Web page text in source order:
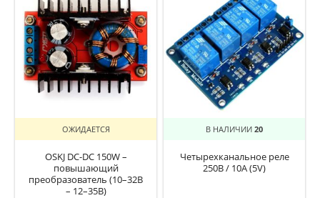
ОЖИДАЕТСЯ
OSKJ DC-DC 150W –
повышающий
преобразователь (10–32В
– 12–35В)
В НАЛИЧИИ 20
Четырехканальное реле
250В / 10А (5V)